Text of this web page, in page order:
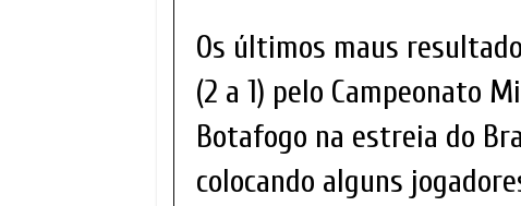
Os últimos maus
(2 a 1) pelo Campeonato
Botafogo na estreia do
colocando alguns